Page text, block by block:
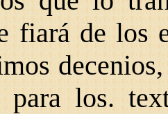
fiará de los
para los.